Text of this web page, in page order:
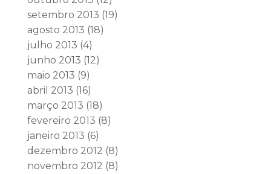
setembro 2013 (19)
agosto 2013 (18)
julho 2013 (4)
junho 2013 (12)
maio 2013 (9)
abril 2013 (16)
março 2013 (18)
fevereiro 2013 (8)
janeiro 2013 (6)
dezembro 2012 (8)
novembro 2012 (8)